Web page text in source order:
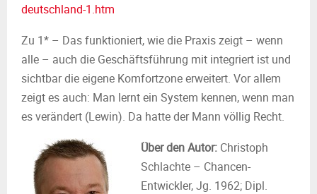
deutschland-1.htm
Zu 1* – Das funktioniert, wie die Praxis zeigt – wenn
alle – auch die Geschäftsführung mit integriert ist und
sichtbar die eigene Komfortzone erweitert. Vor allem
zeigt es auch: Man lernt ein System kennen, wenn man
es verändert (Lewin). Da hatte der Mann völlig Recht.
Über den Autor: Christoph
Schlachte – Chancen-
Entwickler, Jg. 1962; Dipl.